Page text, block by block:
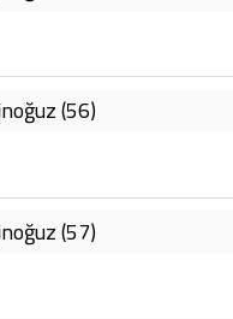
(56)
(57)